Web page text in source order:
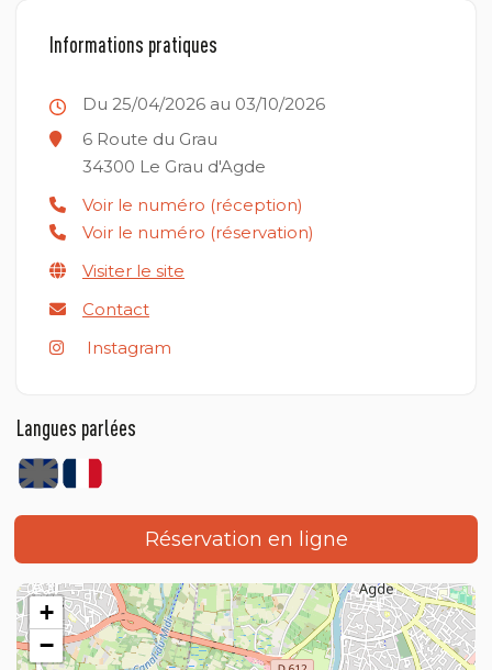
Informations pratiques
Du 25/04/2026 au 03/10/2026
6 Route du Grau
34300 Le Grau d'Agde
Voir le numéro (réception)
Voir le numéro (réservation)
Visiter le site
Contact
Instagram
Langues parlées
Réservation en ligne
+
−